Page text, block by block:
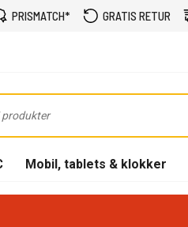
PRISMATCH* GRATIS RETUR
Mobil, tablets & klokker